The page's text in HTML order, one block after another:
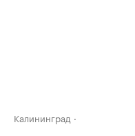
Калининград